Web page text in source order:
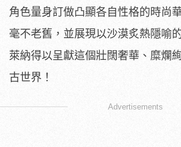
角色量身訂做凸顯各自性格的時尚
毫不老舊， 並展現以沙漠炙熱隱喻
萊納得以呈獻這個壯闊奢華、糜爛
古世界 ！
Advertisements